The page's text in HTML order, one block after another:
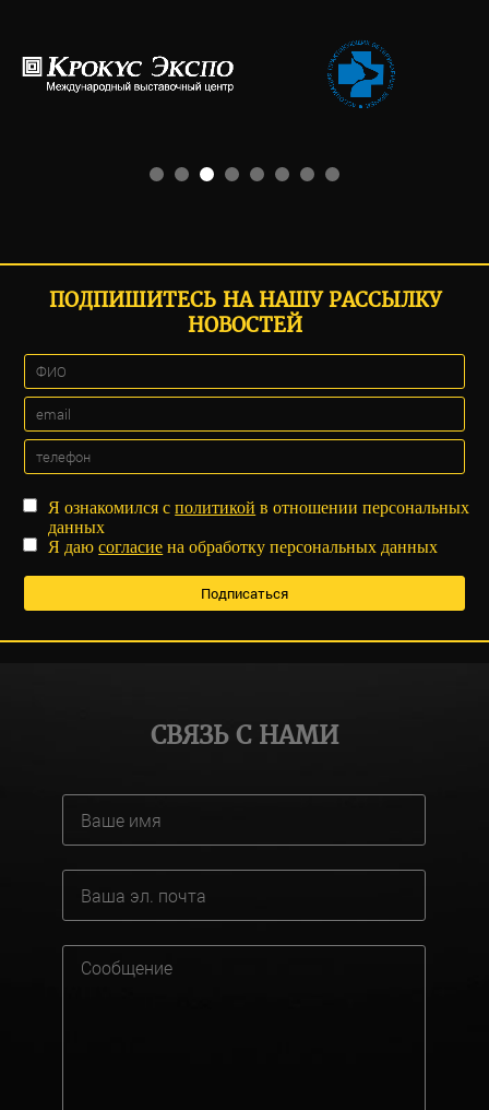
ПОДПИШИТЕСЬ НА НАШУ РАССЫЛКУ
НОВОСТЕЙ
Я ознакомился сполитикой в отношении персональных
данных
Я даюсогласие на обработку персональных данных
СВЯЗЬ С НАМИ